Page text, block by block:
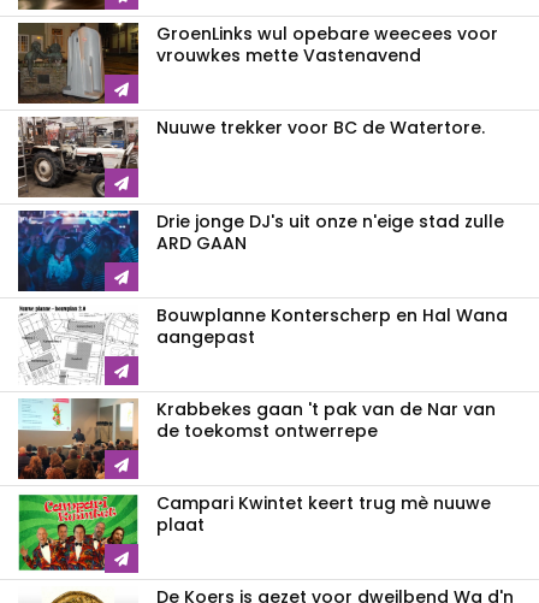
GroenLinks wul opebare weecees voor
vrouwkes mette Vastenavend
Nuuwe trekker voor BC de Watertore.
Drie jonge DJ's uit onze n'eige stad zulle
ARD GAAN
Bouwplanne Konterscherp en Hal Wana
aangepast
Krabbekes gaan 't pak van de Nar van
de toekomst ontwerrepe
Campari Kwintet keert trug mè nuuwe
plaat
De Koers is gezet voor dweilbend Wa d'n